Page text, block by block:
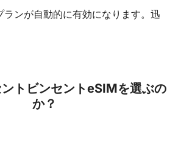
ランが自動的に有効になります。迅
トビンセントeSIMを選ぶの
か？